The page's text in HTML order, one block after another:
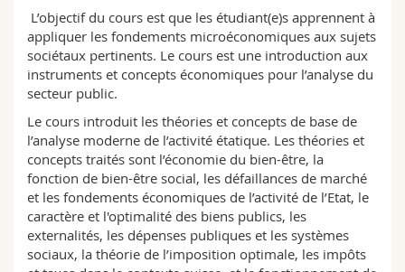
Formation continue
Lettres et sciences humaines
Sciences de l'éducation et de la formation
Sciences et médecine
Interfacultaire
Médias
Chercheurs
Collaborateurs
Doctorants
Plan d'accès
Bibliothèques
Webmail
Programme des cours
MyUnifr
L’objectif du cours est que les étudiant(e)s apprennent à
appliquer les fondements microéconomiques aux sujets
sociétaux pertinents. Le cours est une introduction aux
instruments et concepts économiques pour l’analyse du
secteur public.
Le cours introduit les théories et concepts de base de
l’analyse moderne de l’activité étatique. Les théories et
concepts traités sont l’économie du bien-être, la
fonction de bien-être social, les défaillances de marché
et les fondements économiques de l’activité de l’Etat, le
caractère et l'optimalité des biens publics, les
externalités, les dépenses publiques et les systèmes
sociaux, la théorie de l’imposition optimale, les impôts